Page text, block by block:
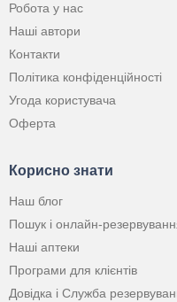
Робота у нас
Наші автори
Контакти
Політика конфіденційності
Угода користувача
Оферта
Корисно знати
Наш блог
Пошук і онлайн-
Наші аптеки
Програми для клієнтів
Довідка і Служба